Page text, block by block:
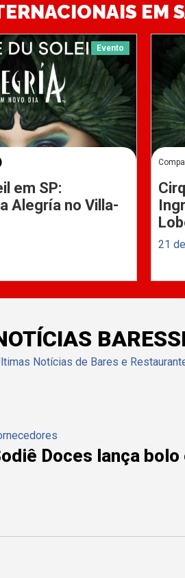
EM
Evento
em SP:
Alegría no Villa-
21
Notícias de Bares e
Doces lança